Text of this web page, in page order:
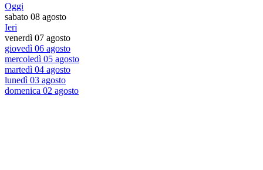
Oggi
sabato 08 agosto
Ieri
venerdì 07 agosto
giovedì 06 agosto
mercoledì 05 agosto
martedì 04 agosto
lunedì 03 agosto
domenica 02 agosto